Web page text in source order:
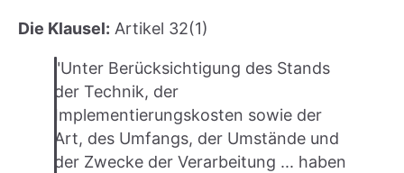
Die Klausel: Artikel 32(1)
"Unter Berücksichtigung des Stands
der Technik, der
Implementierungskosten sowie der
Art, des Umfangs, der Umstände und
der Zwecke der Verarbeitung ... haben